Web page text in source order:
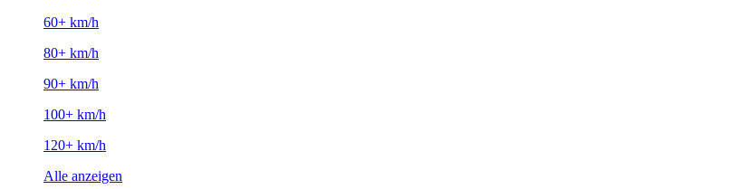
60+ km/h
80+ km/h
90+ km/h
100+ km/h
120+ km/h
Alle anzeigen